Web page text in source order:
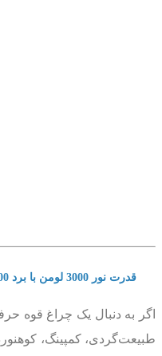
چراغ قوه کینساچ مدل KS-196-6 | قدرت نور 3000 لومن با برد 800 متر
اگر به دنبال یک چراغ قوه
طبیعت‌گردی، کمپینگ،